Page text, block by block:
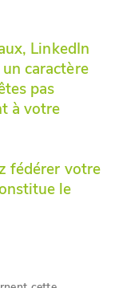
LinkedIn
caractère
pas
à votre
fédérer votre
le